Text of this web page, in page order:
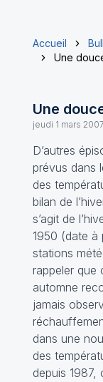
Accueil
Une
Une
jeudi 1 mars 2007
D’autres
prévus dans
des
bilan de
s’agit de
1950 (date à
stations
rappeler que
automne
jamais
dans une
des
depuis